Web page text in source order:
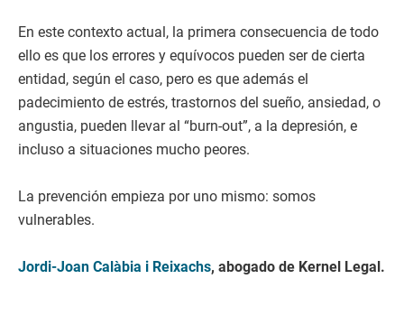
En este contexto actual, la primera consecuencia de todo
ello es que los errores y equívocos pueden ser de cierta
entidad, según el caso, pero es que además el
padecimiento de estrés, trastornos del sueño, ansiedad, o
angustia, pueden llevar al “burn-out”, a la depresión, e
incluso a situaciones mucho peores.
La prevención empieza por uno mismo: somos
vulnerables.
Jordi-Joan Calàbia i Reixachs, abogado de Kernel Legal.